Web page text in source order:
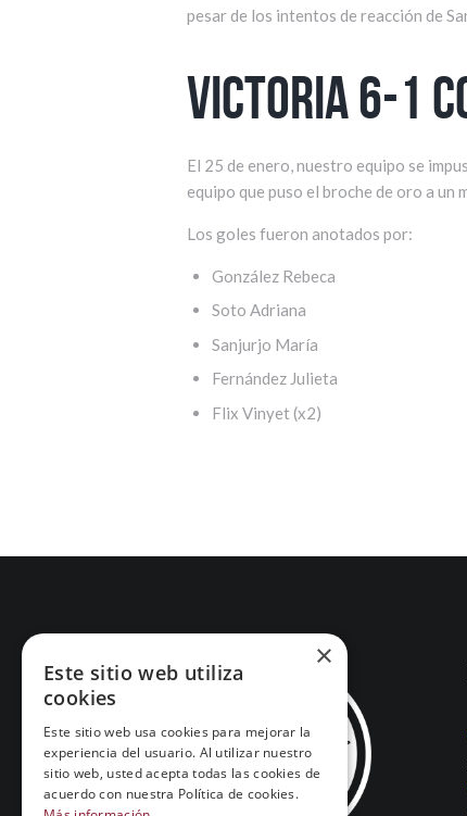
pesar de los intentos de reacción de
Victoria 6-1
El 25 de enero, nuestro equipo se
equipo que puso el broche de oro a un
Los goles fueron anotados por:
González Rebeca
Soto Adriana
Sanjurjo María
Fernández Julieta
Flix Vinyet (x2)
×
Este sitio web utiliza
cookies
Este sitio web usa cookies para mejorar la
experiencia del usuario. Al utilizar nuestro
sitio web, usted acepta todas las cookies de
acuerdo con nuestra Política de cookies.